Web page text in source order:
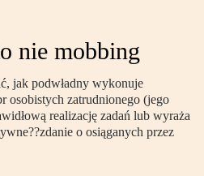
nie mobbing
jak podwładny wykonuje
osobistych zatrudnionego (jego
realizację zadań lub wyraża
o osiąganych przez